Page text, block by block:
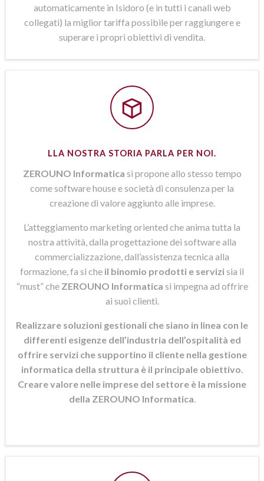
automaticamente in Isidoro (e in tutti i canali web
collegati) la miglior tariffa possibile per raggiungere e
superare i propri obiettivi di vendita.
LLA NOSTRA STORIA PARLA PER NOI.
ZEROUNO Informatica si propone allo stesso tempo
come software house e società di consulenza per la
creazione di valore aggiunto alle imprese.
L’atteggiamento marketing oriented che anima tutta la
nostra attività, dalla progettazione dei software alla
commercializzazione, dall’assistenza tecnica alla
formazione, fa si che il binomio prodotti e servizisia il
“must” che ZEROUNO Informatica si impegna ad offrire
ai suoi clienti.
Realizzare soluzioni gestionali che siano in linea con le
differenti esigenze dell’industria dell’ospitalità ed
offrire servizi che supportino il cliente nella gestione
informatica della struttura è il principale obiettivo.
Creare valore nelle imprese del settore è la missione
della ZEROUNO Informatica